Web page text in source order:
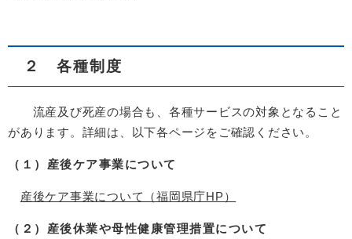
２ 各種制度
流産及び死産の場合も、各種サービスの対象となること
があります。詳細は、以下各ページをご確認ください。
（１）産後ケア事業について
産後ケア事業について（福岡県庁HP）
（２）産後休業や母性健康管理措置について